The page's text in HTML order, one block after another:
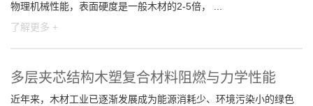
物理机械性能，表面硬度是一般木材的2-5倍， ...
了解更多 +
多层夹芯结构木塑复合材料阻燃与力学性能
近年来，木材工业已逐渐发展成为能源消耗少、环境污染小的绿色